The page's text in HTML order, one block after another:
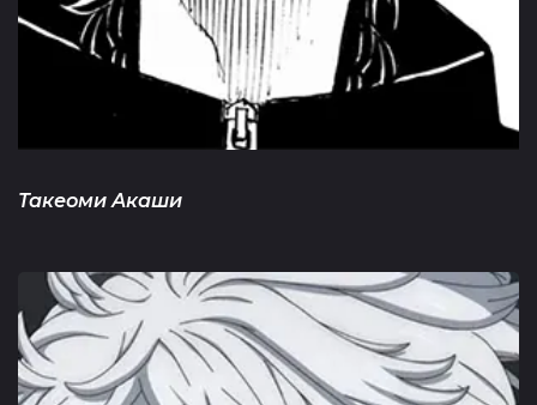
Такеоми Акаши